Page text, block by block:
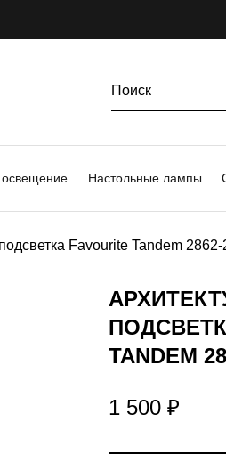
Настольные лампы
Favourite Tandem 2862-
TANDEM
1 500 ₽